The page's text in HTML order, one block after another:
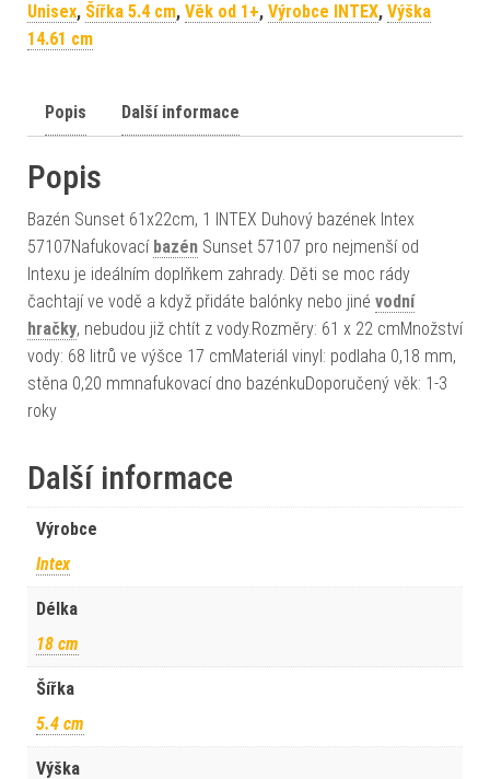
Unisex, Šířka 5.4 cm, Věk od 1+, Výrobce INTEX, Výška
14.61 cm
Popis Další informace
Popis
Bazén Sunset 61x22cm, 1 INTEX Duhový bazének Intex
57107Nafukovací bazén Sunset 57107 pro nejmenší od
Intexu je ideálním doplňkem zahrady. Děti se moc rády
čachtají ve vodě a když přidáte balónky nebo jiné vodní
hračky, nebudou již chtít z vody.Rozměry: 61 x 22 cmMnožství
vody: 68 litrů ve výšce 17 cmMateriál vinyl: podlaha 0,18 mm,
stěna 0,20 mmnafukovací dno bazénkuDoporučený věk: 1-3
roky
Další informace
Výrobce
Intex
Délka
18 cm
Šířka
5.4 cm
Výška